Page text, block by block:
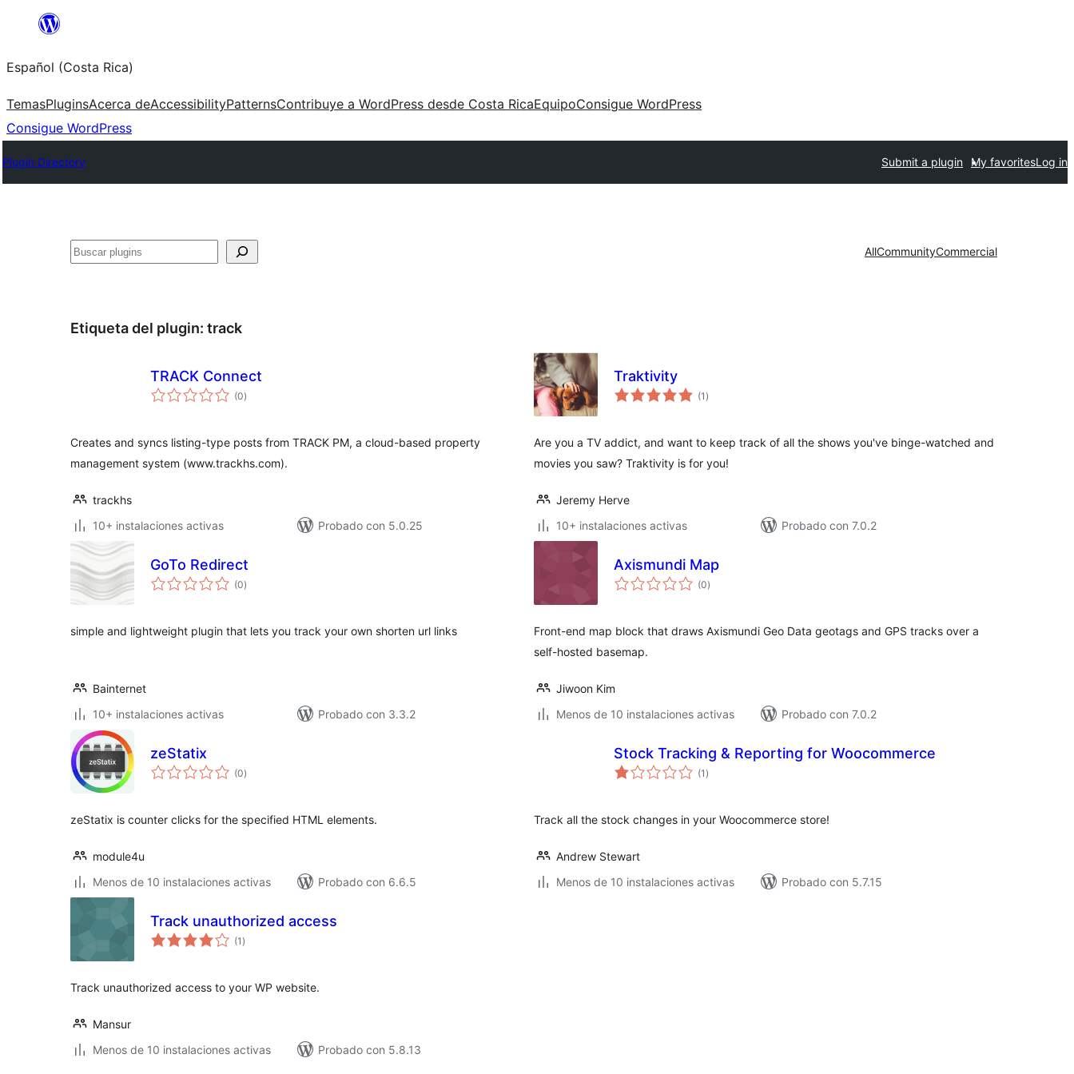
Saltar
contenido
Español (Costa Rica)
TemasPluginsAcerca deAccessibilityPatternsContribuye a WordPress desde Costa RicaEquipoConsigue WordPress
Consigue WordPress
Plugin Directory Submit a plugin My favoritesLog in
Buscar AllCommunityCommercial
Etiqueta del plugin: track
TRACK Connect
(0total
de
)
Creates and syncs listing-type posts from TRACK PM, a cloud-based property
management system (www.trackhs.com).
trackhs
10+ instalaciones activas
Probado con 5.0.25
Traktivity
(1 total
de
)
Are you a TV addict, and want to keep track of all the shows you've binge-watched and
movies you saw? Traktivity is for you!
Jeremy Herve
10+ instalaciones activas
Probado con 7.0.2
GoTo Redirect
(0total
de
)
simple and lightweight plugin that lets you track your own shorten url links
Bainternet
10+ instalaciones activas
Probado con 3.3.2
Axismundi Map
(0total
de
)
Front-end map block that draws Axismundi Geo Data geotags and GPS tracks over a
self-hosted basemap.
Jiwoon Kim
Menos de 10 instalaciones activas
Probado con 7.0.2
zeStatix
(0total
de
)
zeStatix ​​is counter clicks for the specified HTML elements.
module4u
Menos de 10 instalaciones activas
Probado con 6.6.5
Stock Tracking & Reporting for Woocommerce
(1 total
de
)
Track all the stock changes in your Woocommerce store!
Andrew Stewart
Menos de 10 instalaciones activas
Probado con 5.7.15
Track unauthorized access
(1 total
de
)
Track unauthorized access to your WP website.
Mansur
Menos de 10 instalaciones activas
Probado con 5.8.13